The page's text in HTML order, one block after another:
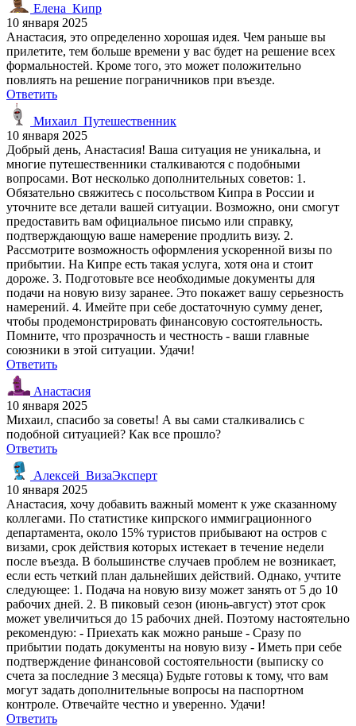
Елена_Кипр
10 января 2025
Анастасия, это определенно хорошая идея. Чем раньше вы
прилетите, тем больше времени у вас будет на решение всех
формальностей. Кроме того, это может положительно
повлиять на решение пограничников при въезде.
Ответить
Михаил_Путешественник
10 января 2025
Добрый день, Анастасия! Ваша ситуация не уникальна, и
многие путешественники сталкиваются с подобными
вопросами. Вот несколько дополнительных советов: 1.
Обязательно свяжитесь с посольством Кипра в России и
уточните все детали вашей ситуации. Возможно, они смогут
предоставить вам официальное письмо или справку,
подтверждающую ваше намерение продлить визу. 2.
Рассмотрите возможность оформления ускоренной визы по
прибытии. На Кипре есть такая услуга, хотя она и стоит
дороже. 3. Подготовьте все необходимые документы для
подачи на новую визу заранее. Это покажет вашу серьезность
намерений. 4. Имейте при себе достаточную сумму денег,
чтобы продемонстрировать финансовую состоятельность.
Помните, что прозрачность и честность - ваши главные
союзники в этой ситуации. Удачи!
Ответить
Анастасия
10 января 2025
Михаил, спасибо за советы! А вы сами сталкивались с
подобной ситуацией? Как все прошло?
Ответить
Алексей_ВизаЭксперт
10 января 2025
Анастасия, хочу добавить важный момент к уже сказанному
коллегами. По статистике кипрского иммиграционного
департамента, около 15% туристов прибывают на остров с
визами, срок действия которых истекает в течение недели
после въезда. В большинстве случаев проблем не возникает,
если есть четкий план дальнейших действий. Однако, учтите
следующее: 1. Подача на новую визу может занять от 5 до 10
рабочих дней. 2. В пиковый сезон (июнь-август) этот срок
может увеличиться до 15 рабочих дней. Поэтому настоятельно
рекомендую: - Приехать как можно раньше - Сразу по
прибытии подать документы на новую визу - Иметь при себе
подтверждение финансовой состоятельности (выписку со
счета за последние 3 месяца) Будьте готовы к тому, что вам
могут задать дополнительные вопросы на паспортном
контроле. Отвечайте честно и уверенно. Удачи!
Ответить